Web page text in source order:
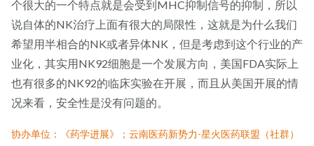
个很大的一个特点就是会受到MHC抑制信号的抑制，所以
说自体的NK治疗上面有很大的局限性，这就是为什么我们
希望用半相合的NK或者异体NK，但是考虑到这个行业的产
业化，其实用NK92细胞是一个发展方向，美国FDA实际上
也有很多的NK92的临床实验在开展，而且从美国开展的情
况来看，安全性是没有问题的。
协办单位：《药学进展》；云南医药新势力-星火医药联盟（社群）